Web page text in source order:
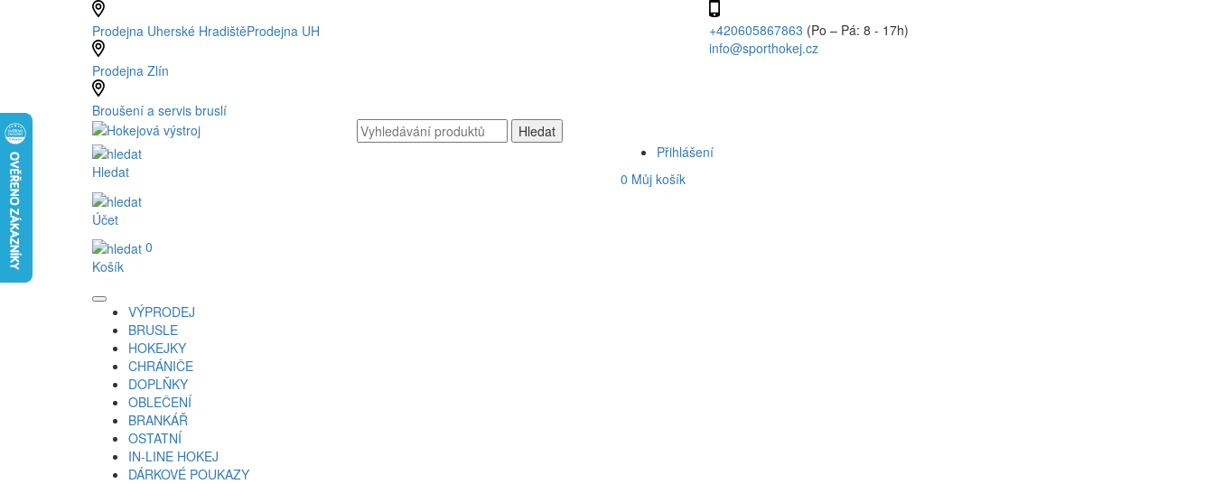
Prodejna Uherské HradištěProdejna UH
Prodejna Zlín
Broušení a servis bruslí
+420605867863 (Po – Pá: 8 - 17h)
info@sporthokej.cz
Hledat
Účet
0
Košík
Přihlášení
0 Můj košík
VÝPRODEJ
BRUSLE
HOKEJKY
CHRÁNIČE
DOPLŇKY
OBLEČENÍ
BRANKÁŘ
OSTATNÍ
IN-LINE HOKEJ
DÁRKOVÉ POUKAZY